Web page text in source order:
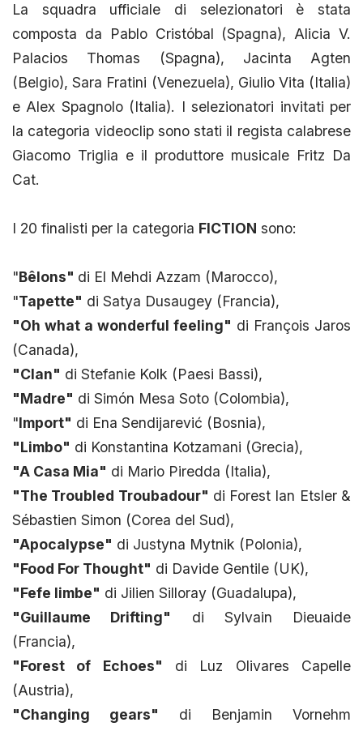
La squadra ufficiale di selezionatori è stata
composta da Pablo Cristóbal (Spagna), Alicia V.
Palacios Thomas (Spagna), Jacinta Agten
(Belgio), Sara Fratini (Venezuela), Giulio Vita (Italia)
e Alex Spagnolo (Italia). I selezionatori invitati per
la categoria videoclip sono stati il regista calabrese
Giacomo Triglia e il produttore musicale Fritz Da
Cat.
I 20 finalisti per la categoria FICTION sono:
"Bêlons" di El Mehdi Azzam (Marocco),
"Tapette" di Satya Dusaugey (Francia),
"Oh what a wonderful feeling" di François Jaros
(Canada),
"Clan" di Stefanie Kolk (Paesi Bassi),
"Madre" di Simón Mesa Soto (Colombia),
"Import" di Ena Sendijarević (Bosnia),
"Limbo" di Konstantina Kotzamani (Grecia),
"A Casa Mia" di Mario Piredda (Italia),
"The Troubled Troubadour" di Forest Ian Etsler &
Sébastien Simon (Corea del Sud),
"Apocalypse" di Justyna Mytnik (Polonia),
"Food For Thought" di Davide Gentile (UK),
"Fefe limbe" di Jilien Silloray (Guadalupa),
"Guillaume Drifting"
di Sylvain Dieuaide
(Francia),
"Forest of Echoes" di Luz Olivares Capelle
(Austria),
"Changing gears" di Benjamin Vornehm